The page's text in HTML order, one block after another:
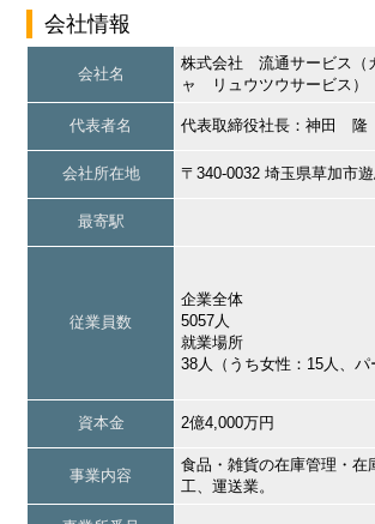
会社情報
会社名
株式会社 流通サービス（
ャ リュウツウサービス）
代表者名 代表取締役社長：神田 隆
会社所在地 〒340-0032 埼玉県草加市
最寄駅
従業員数
企業全体
5057人
就業場所
38人（うち女性：15人、パ
資本金 2億4,000万円
事業内容
食品・雑貨の在庫管理・在
工、運送業。